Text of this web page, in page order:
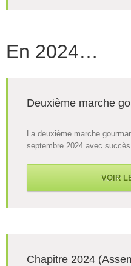
En 2024…
Deuxième marche
La deuxième marche
septembre 2024 avec succès.
VOIR
Chapitre 2024